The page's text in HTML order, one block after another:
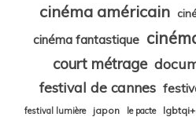
cinéma américain
cinéma fantastique
court métrage
festival de cannes
festival lumière japon le pacte lgbtqi+